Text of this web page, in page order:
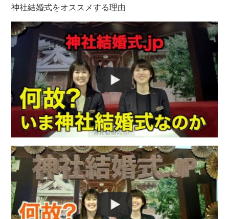
TOKIWAKEプラン
相談カウンター
神社結婚式のいろいろ
神社結婚式をオススメする理由